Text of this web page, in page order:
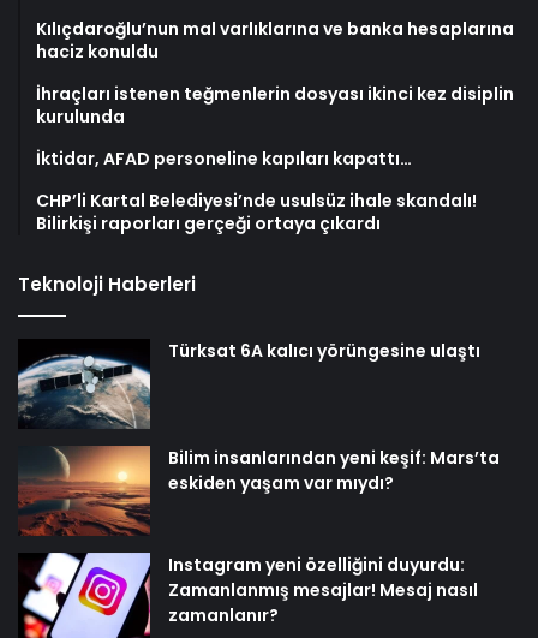
Kılıçdaroğlu’nun mal varlıklarına ve banka hesaplarına
haciz konuldu
İhraçları istenen teğmenlerin dosyası ikinci kez disiplin
kurulunda
İktidar, AFAD personeline kapıları kapattı…
CHP’li Kartal Belediyesi’nde usulsüz ihale skandalı!
Bilirkişi raporları gerçeği ortaya çıkardı
Teknoloji Haberleri
Türksat 6A kalıcı yörüngesine ulaştı
Bilim insanlarından yeni keşif: Mars’ta
eskiden yaşam var mıydı?
Instagram yeni özelliğini duyurdu:
Zamanlanmış mesajlar! Mesaj nasıl
zamanlanır?